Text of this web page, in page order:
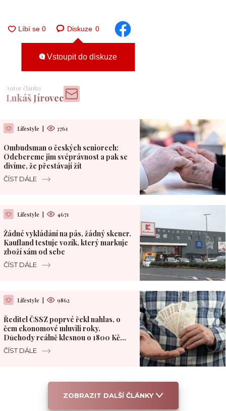
Diskuze 0
Vstoupit do diskuze
Autor článku
Lukáš Jírovec
Lifestyle 3761
Ombudsman o českých seniorech:
Odebereme jim svéprávnost a pak se
divíme, že přestávají žít
ČÍST DÁLE
Lifestyle 4671
Žádné vykládání na pás, žádný skener.
Kaufland testuje vozík, který markuje
zboží sám od sebe
ČÍST DÁLE
Lifestyle 9862
Ředitel ČSSZ poprvé řekl nahlas, o
čem ekonomové mluvili roky.
Důchody reálně klesnou o 1800 Kč
měsíčně
ČÍST DÁLE
ZOBRAZIT DALŠÍ ČLÁNKY